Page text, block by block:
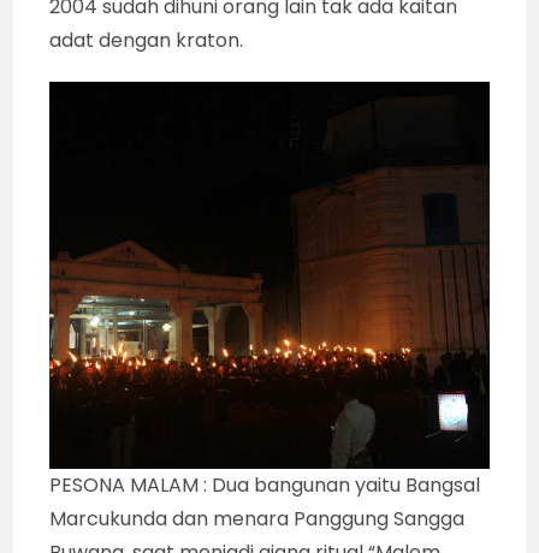
2004 sudah dihuni orang lain tak ada kaitan
adat dengan kraton.
PESONA MALAM : Dua bangunan yaitu Bangsal
Marcukunda dan menara Panggung Sangga